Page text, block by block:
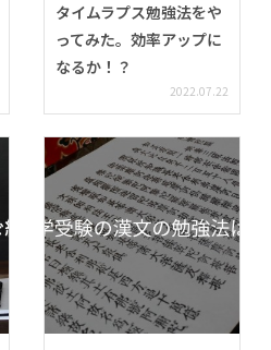
タイムラプス勉強法をや
ってみた。効率アップに
なるか！？
2022.07.22